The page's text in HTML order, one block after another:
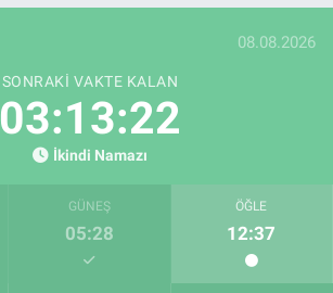
08.08.2026
SONRAKI VAKTE KALAN
03:13:20
İkindi Namazı
GÜNEŞ
05:28
ÖĞLE
12:37